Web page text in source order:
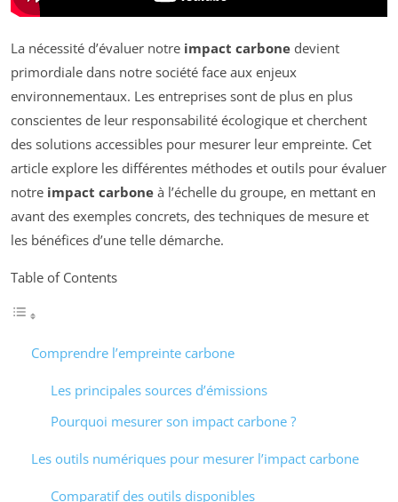
La nécessité d’évaluer notre impact carbone devient
primordiale dans notre société face aux enjeux
environnementaux. Les entreprises sont de plus en plus
conscientes de leur responsabilité écologique et cherchent
des solutions accessibles pour mesurer leur empreinte. Cet
article explore les différentes méthodes et outils pour évaluer
notre impact carbone à l’échelle du groupe, en mettant en
avant des exemples concrets, des techniques de mesure et
les bénéfices d’une telle démarche.
Table of Contents
Comprendre l’empreinte carbone
Les principales sources d’émissions
Pourquoi mesurer son impact carbone ?
Les outils numériques pour mesurer l’impact carbone
Comparatif des outils disponibles